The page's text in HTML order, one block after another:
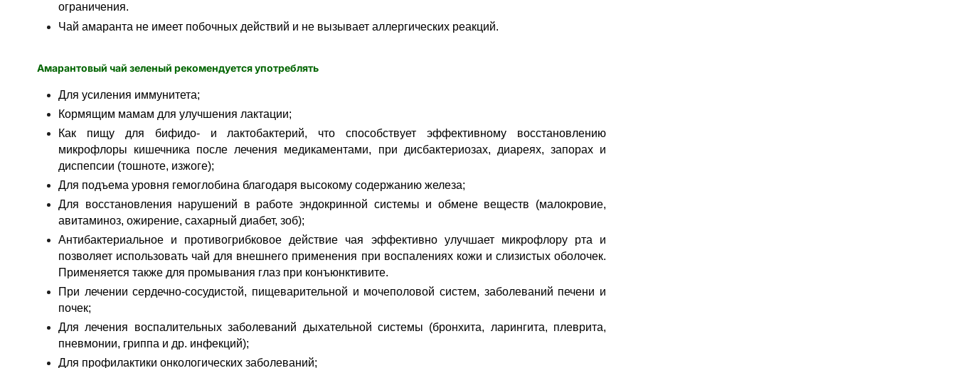
ограничения.
Чай амаранта не имеет побочных действий и не вызывает аллергических реакций.
Амарантовый чай зеленый рекомендуется употреблять
Для усиления иммунитета;
Кормящим мамам для улучшения лактации;
Как пищу для бифидо- и лактобактерий, что способствует эффективному восстановлению
микрофлоры кишечника после лечения медикаментами, при дисбактериозах, диареях, запорах и
диспепсии (тошноте, изжоге);
Для подъема уровня гемоглобина благодаря высокому содержанию железа;
Для восстановления нарушений в работе эндокринной системы и обмене веществ (малокровие,
авитаминоз, ожирение, сахарный диабет, зоб);
Антибактериальное и противогрибковое действие чая эффективно улучшает микрофлору рта и
позволяет использовать чай для внешнего применения при воспалениях кожи и слизистых оболочек.
Применяется также для промывания глаз при конъюнктивите.
При лечении сердечно-сосудистой, пищеварительной и мочеполовой систем, заболеваний печени и
почек;
Для лечения воспалительных заболеваний дыхательной системы (бронхита, ларингита, плеврита,
пневмонии, гриппа и др. инфекций);
Для профилактики онкологических заболеваний;